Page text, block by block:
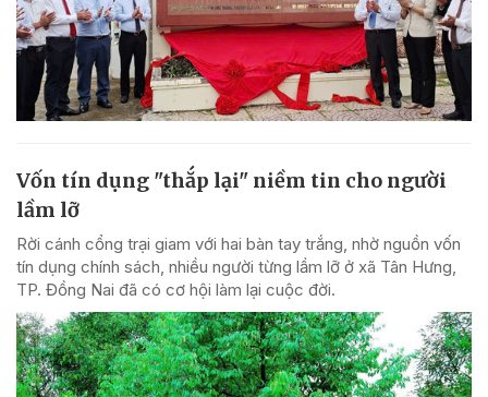
Vốn tín dụng "thắp lại" niềm tin cho người
lầm lỡ
Rời cánh cổng trại giam với hai bàn tay trắng, nhờ nguồn vốn
tín dụng chính sách, nhiều người từng lầm lỡ ở xã Tân Hưng,
TP. Đồng Nai đã có cơ hội làm lại cuộc đời.